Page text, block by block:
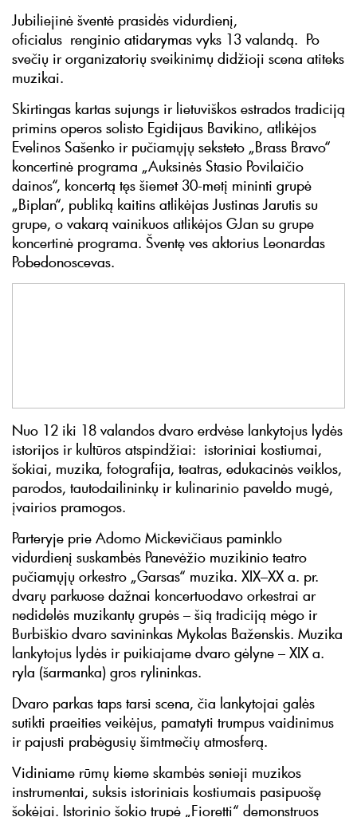
Jubiliejinė šventė prasidės vidurdienį,
oficialus renginio atidarymas vyks 13 valandą. Po
svečių ir organizatorių sveikinimų didžioji scena atiteks
muzikai.
Skirtingas kartas sujungs ir lietuviškos estrados tradiciją
primins operos solisto Egidijaus Bavikino, atlikėjos
Evelinos Sašenko ir pučiamųjų seksteto „Brass Bravo“
koncertinė programa „Auksinės Stasio Povilaičio
dainos“, koncertą tęs šiemet 30-metį mininti grupė
„Biplan“, publiką kaitins atlikėjas Justinas Jarutis su
grupe, o vakarą vainikuos atlikėjos GJan su grupe
koncertinė programa. Šventę ves aktorius Leonardas
Pobedonoscevas.
Nuo 12 iki 18 valandos dvaro erdvėse lankytojus lydės
istorijos ir kultūros atspindžiai: istoriniai kostiumai,
šokiai, muzika, fotografija, teatras, edukacinės veiklos,
parodos, tautodailininkų ir kulinarinio paveldo mugė,
įvairios pramogos.
Parteryje prie Adomo Mickevičiaus paminklo
vidurdienį suskambės Panevėžio muzikinio teatro
pučiamųjų orkestro „Garsas“ muzika. XIX–XX a. pr.
dvarų parkuose dažnai koncertuodavo orkestrai ar
nedidelės muzikantų grupės – šią tradiciją mėgo ir
Burbiškio dvaro savininkas Mykolas Baženskis. Muzika
lankytojus lydės ir puikiajame dvaro gėlyne – XIX a.
ryla (šarmanka) gros rylininkas.
Dvaro parkas taps tarsi scena, čia lankytojai galės
sutikti praeities veikėjus, pamatyti trumpus vaidinimus
ir pajusti prabėgusių šimtmečių atmosferą.
Vidiniame rūmų kieme skambės senieji muzikos
instrumentai, suksis istoriniais kostiumais pasipuošę
šokėjai. Istorinio šokio trupė „Fioretti“ demonstruos